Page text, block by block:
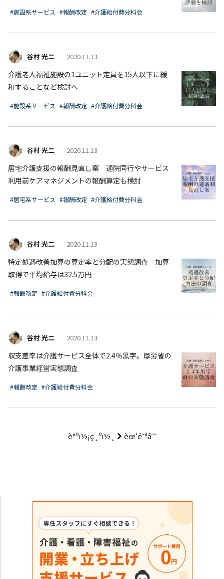
#施設系サービス #報酬改定 #介護給付費分科会
谷村 光二 2020.11.13
介護老人福祉施設の1ユニット定員を15人以下に緩
和することなど検討へ
#施設系サービス #報酬改定 #介護給付費分科会
谷村 光二 2020.11.13
居宅介護支援の報酬見直し案 通院同行やサービス
利用前ケアマネジメントの報酬算定も検討
#居宅系サービス #報酬改定 #介護給付費分科会
谷村 光二 2020.11.13
特定処遇改善加算の算定率と分配の実態調査 加算
取得で平均給与は32.5万円
#報酬改定 #介護給付費分科会
谷村 光二 2020.11.13
収支差率は介護サービス全体で2.4％黒字。厚労省の
介護事業経営実態調査
#報酬改定 #介護給付費分科会